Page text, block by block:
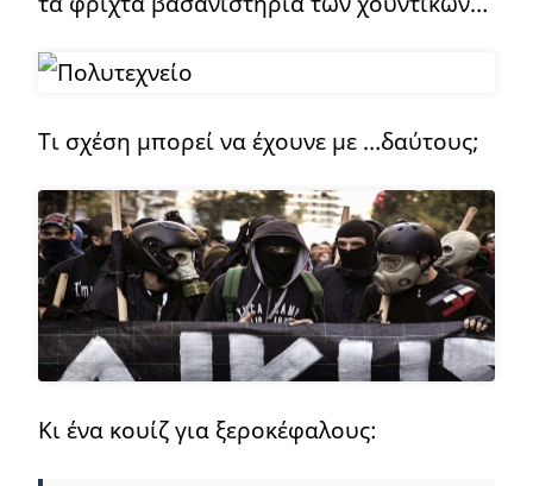
Τι σχέση μπορεί να έχουνε με …δαύτους;
Κι ένα κουίζ για ξεροκέφαλους: